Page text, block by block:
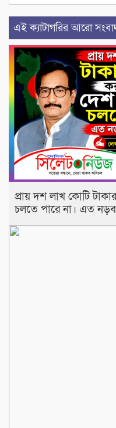
এই ক্যাটাগরির আরো
প্রায় দশ লাখ কোটি
চলতে পারে না। এত